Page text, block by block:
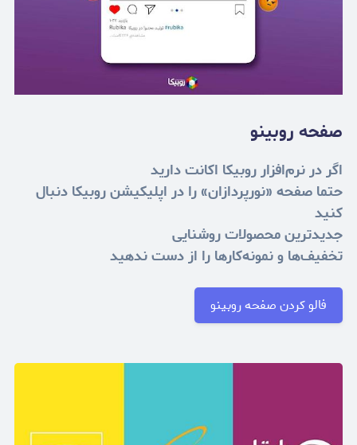
صفحه روبینو
اگر در نرم‌افزار روبیکا اکانت دارید
حتما صفحه «نورپردازان» را در اپلیکیشن روبیکا دنبال
کنید
جدیدترین محصولات روشنایی
تخفیف‌ها و نمونه‌کارها را از دست ندهید
فالو کردن صفحه روبینو